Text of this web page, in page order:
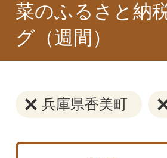
菜のふるさと納
グ（週間）
兵庫県香美町